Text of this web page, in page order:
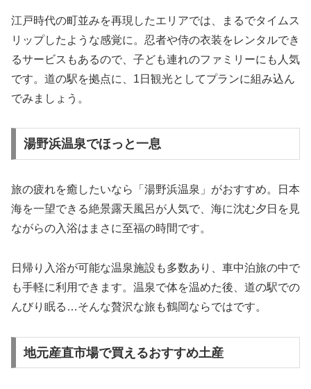
江戸時代の町並みを再現したエリアでは、まるでタイムス
リップしたような感覚に。忍者や侍の衣装をレンタルでき
るサービスもあるので、子ども連れのファミリーにも人気
です。道の駅を拠点に、1日観光としてプランに組み込ん
でみましょう。
湯野浜温泉でほっと一息
旅の疲れを癒したいなら「湯野浜温泉」がおすすめ。日本
海を一望できる絶景露天風呂が人気で、海に沈む夕日を見
ながらの入浴はまさに至福の時間です。
日帰り入浴が可能な温泉施設も多数あり、車中泊旅の中で
も手軽に利用できます。温泉で体を温めた後、道の駅での
んびり眠る…そんな贅沢な旅も鶴岡ならではです。
地元産直市場で買えるおすすめ土産